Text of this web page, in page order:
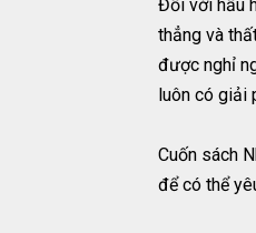
Đối với hầu
thẳng và
được nghỉ
luôn có giải
Cuốn sách
để có thể